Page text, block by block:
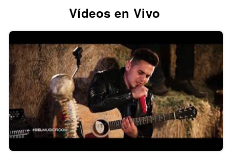
Vídeos en Vivo